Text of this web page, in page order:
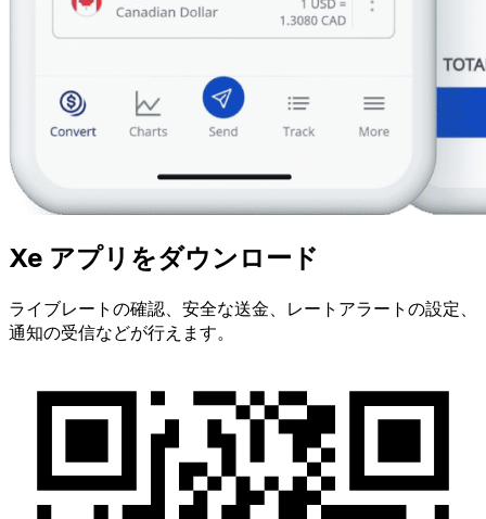
Xe アプリをダウンロード
ライブレートの確認、安全な送金、レートアラートの設定、
通知の受信などが行えます。